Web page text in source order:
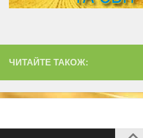
ЧИТАЙТЕ ТАКОЖ: